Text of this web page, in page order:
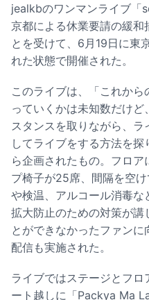
jealkbのワンマンライブ「
京都による休業要請の緩和
とを受けて、6月19日に東
れた状態で開催された。
このライブは、「これか
っていくかは未知数だけ
スタンスを取りながら、
してライブをする方法を
ら企画されたもの。フロ
プ椅子が25席、間隔を空
や検温、アルコール消毒
拡大防止のための対策が講
とができなかったファン
配信も実施された。
ライブではステージとフ
ート越しに「Packya Ma